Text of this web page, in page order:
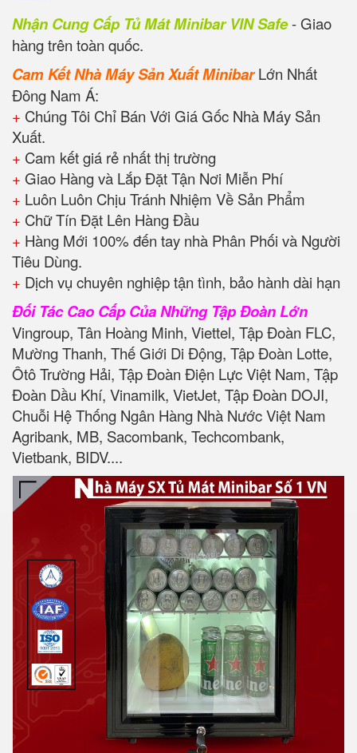
Nhận Cung Cấp Tủ Mát Minibar VIN Safe- Giao
hàng trên toàn quốc.
Cam Kết Nhà Máy Sản Xuất MinibarLớn Nhất
Đông Nam Á:
+ Chúng Tôi Chỉ Bán Với Giá Gốc Nhà Máy Sản
Xuất.
+ Cam kết giá rẻ nhất thị trường
+ Giao Hàng và Lắp Đặt Tận Nơi Miễn Phí
+ Luôn Luôn Chịu Tránh Nhiệm Về Sản Phẩm
+ Chữ Tín Đặt Lên Hàng Đầu
+ Hàng Mới 100% đến tay nhà Phân Phối và Người
Tiêu Dùng.
+ Dịch vụ chuyên nghiệp tận tình, bảo hành dài hạn
Đối Tác Cao Cấp Của Những Tập Đoàn Lớn
Vingroup, Tân Hoàng Minh, Viettel, Tập Đoàn FLC,
Mường Thanh, Thế Giới Di Động, Tập Đoàn Lotte,
Ôtô Trường Hải, Tập Đoàn Điện Lực Việt Nam, Tập
Đoàn Dầu Khí, Vinamilk, VietJet, Tập Đoàn DOJI,
Chuỗi Hệ Thống Ngân Hàng Nhà Nước Việt Nam
Agribank, MB, Sacombank, Techcombank,
Vietbank, BIDV....